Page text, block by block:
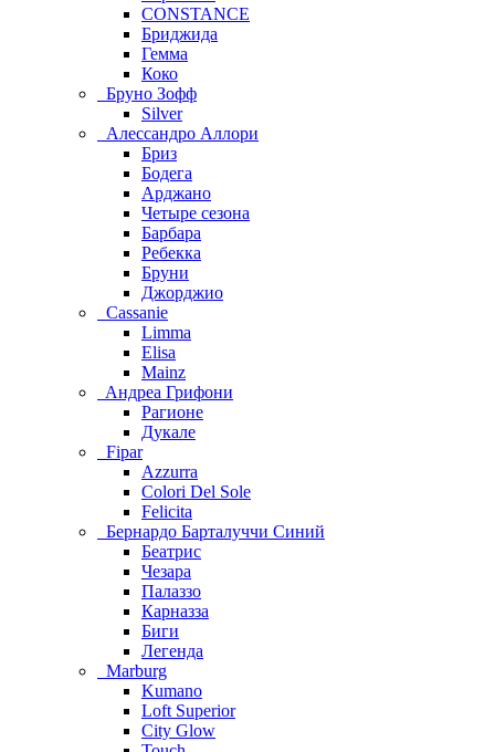
CONSTANCE
Бриджида
Гемма
Коко
Бруно Зофф
Silver
Алессандро Аллори
Бриз
Бодега
Арджано
Четыре сезона
Барбара
Ребекка
Бруни
Джорджио
Cassanie
Limma
Elisa
Mainz
Aндреа Грифони
Рагионе
Дукале
Fipar
Azzurra
Colori Del Sole
Felicita
Бернардо Барталуччи Синий
Беатрис
Чезара
Палаззо
Карназза
Биги
Легенда
Marburg
Kumano
Loft Superior
City Glow